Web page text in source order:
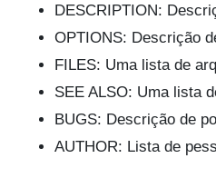
DESCRIPTION:
OPTIONS: Descrição
FILES: Uma lista de
SEE ALSO: Uma lista
BUGS: Descrição de
AUTHOR: Lista de